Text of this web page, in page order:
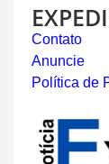
Contato
Anuncie
Política de